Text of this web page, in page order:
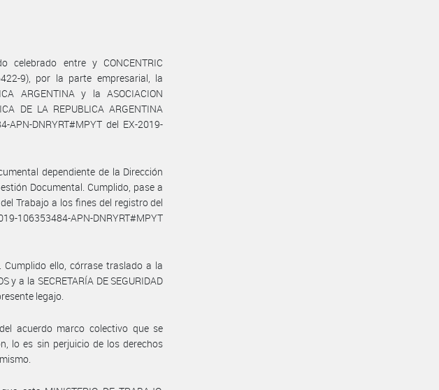
celebrado entre y CONCENTRIC
9), por la parte empresarial, la
ARGENTINA y la ASOCIACION
DE LA REPUBLICA ARGENTINA
DNRYRT#MPYT del EX-2019-
dependiente de la Dirección
Documental. Cumplido, pase a
Trabajo a los fines del registro del
106353484-APN-DNRYRT#MPYT
Cumplido ello, córrase traslado a la
y a la SECRETARÍA DE SEGURIDAD
legajo.
acuerdo marco colectivo que se
lo es sin perjuicio de los derechos